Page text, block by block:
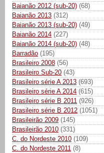
Baianão 2012 (sub-20) (68)
Baianão 2013 (312)
Baianão 2013 (sub-20) (49)
Baianão 2014 (227)
Baianão 2014 (sub-20) (48)
Barradão (195)
Brasileiro 2008 (56)
Brasileiro Sub-20 (43)
Brasileiro série A 2013 (693)
Brasileiro série A 2014 (615)
Brasileiro série B 2011 (926)
Brasileiro série B 2012 (1051)
Brasileirão 2009 (145)
Brasileirão 2010 (331)
C. do Nordeste 2010 (109)
C. do Nordeste 2011 (8)